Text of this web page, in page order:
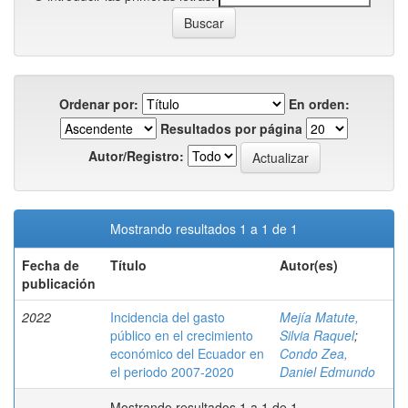
Ordenar por:
En orden:
Resultados por página
Autor/Registro:
Mostrando resultados 1 a 1 de 1
Fecha de
publicación
Título Autor(es)
2022
Incidencia del gasto
público en el crecimiento
económico del Ecuador en
el periodo 2007-2020
Mejía Matute,
Silvia Raquel;
Condo Zea,
Daniel Edmundo